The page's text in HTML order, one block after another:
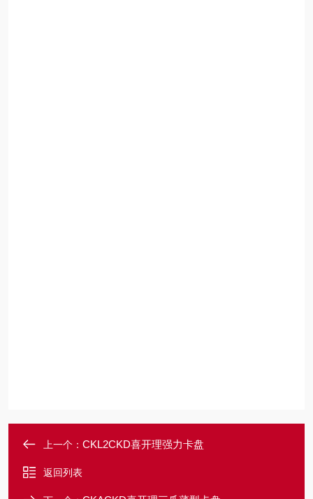
上一个： CKL2CKD喜开理强力卡盘
返回列表